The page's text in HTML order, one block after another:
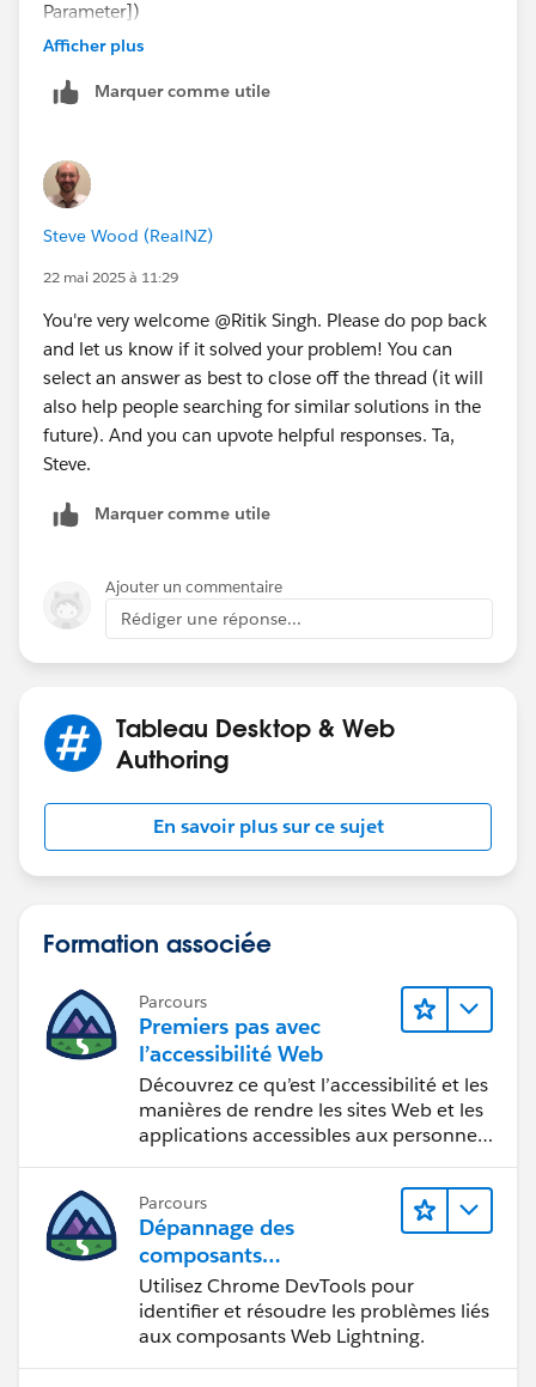
Parameter])
THEN "CY"
Parameter])-1
END
And you'd filter out the "Ignore" ones as they're from
other years.
If I'm on the wrong track with what you're asking here
Ideally you would attach a packaged workbook, with
sample / non-sensitive data as an extract, so that we
can see where you're up to and the data you're
working with.
Ta, Steve
Afficher plus
Marquer comme utile
Steve Wood (RealNZ)
22 mai 2025 à 11:29
You're very welcome @Ritik Singh​. Please do pop back
and let us know if it solved your problem! You can
select an answer as best to close off the thread (it will
also help people searching for similar solutions in the
future). And you can upvote helpful responses. Ta,
Steve.
Marquer comme utile
Ajouter un commentaire
Rédiger une réponse...
Tableau Desktop & Web
Authoring
En savoir plus sur ce sujet
Formation associée
Parcours
Premiers pas avec
l’accessibilité Web
Découvrez ce qu’est l’accessibilité et les
manières de rendre les sites Web et les
applications accessibles aux personnes
Parcours
Dépannage des
composants
Web Lightning
Utilisez Chrome DevTools pour
identifier et résoudre les problèmes liés
aux composants Web Lightning.